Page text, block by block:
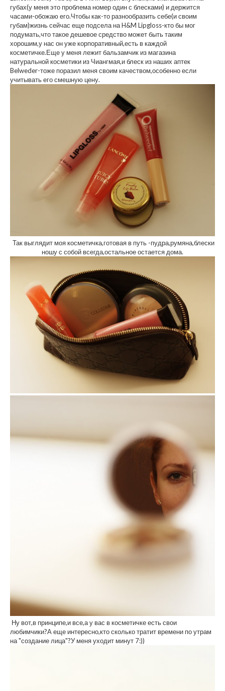
губах(у меня это проблема номер один с блесками) и держится
часами-обожаю его.Чтобы как-то разнообразить себе(и своим
губам)жизнь сейчас еще подсела на H&M Lipgloss-кто бы мог
подумать,что такое дешевое средство может быть таким
хорошим,у нас он уже корпоративный,есть в каждой
косметичке.Еще у меня лежит бальзамчик из магазина
натуральной косметики из Чиангмая,и блеск из наших аптек
Belweder-тоже поразил меня своим качеством,особенно если
учитывать его смешную цену.
Так выглядит моя косметичка,готовая в путь -пудра,румяна,блески
ношу с собой всегда,остальное остается дома.
Ну вот,в принципе,и все,а у вас в косметичке есть свои
любимчики?А еще интересно,кто сколько тратит времени по утрам
на "создание лица"?У меня уходит минут 7:))